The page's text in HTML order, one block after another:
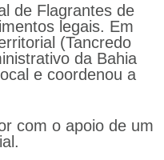
de Flagrantes de
legais. Em
(Tancredo
da Bahia
e coordenou a
com o apoio de um